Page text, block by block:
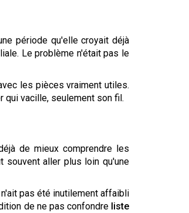
période qu'elle croyait déjà
Le problème n'était pas le
les pièces vraiment utiles.
qui vacille, seulement son fil.
de mieux comprendre les
souvent aller plus loin qu'une
pas été inutilement affaibli
de ne pas confondre liste